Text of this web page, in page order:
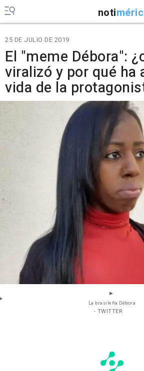
noti
25 DE JULIO DE 2019
El "meme Débora":
viralizó y por qué ha
vida de la
La brasileña Débora
- TWITTER